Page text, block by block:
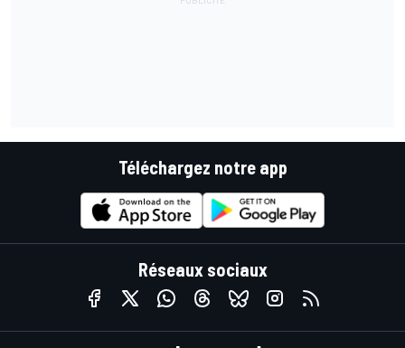
Téléchargez notre app
Réseaux sociaux